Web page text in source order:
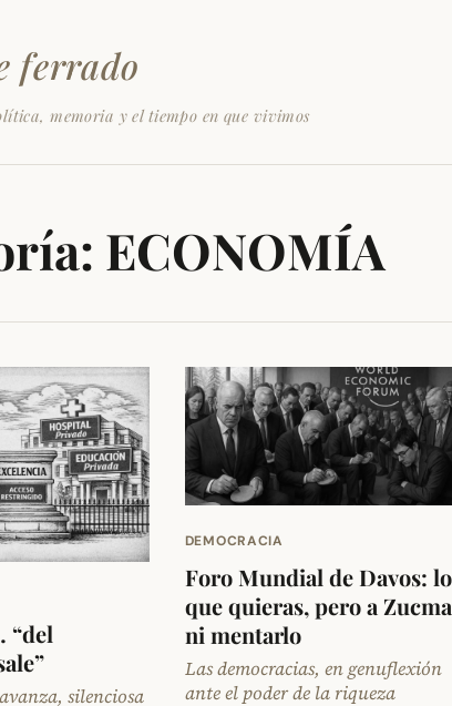
ferrado
memoria y el tiempo en que vivimos
ECONOMÍA
“del
silenciosa
DEMOCRACIA
Foro Mundial de Davos: lo
que quieras, pero a
ni mentarlo
Las democracias, en genuflexión
ante el poder de la riqueza